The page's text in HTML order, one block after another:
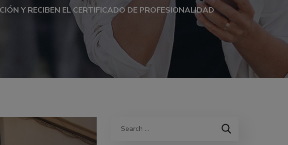
Y RECIBEN EL CERTIFICADO DE PROFESIONALIDAD